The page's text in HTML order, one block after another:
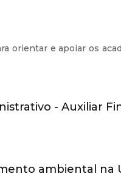
orientar e apoiar os
- Auxiliar
ambiental na